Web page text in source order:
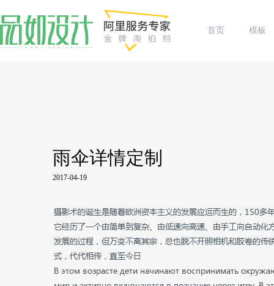
首页 模板
雨伞详情定制
2017-04-19